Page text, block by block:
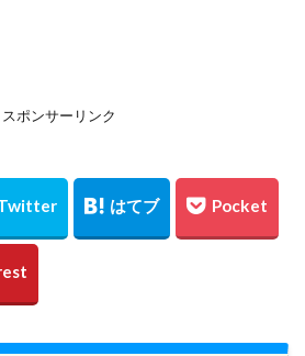
スポンサーリンク